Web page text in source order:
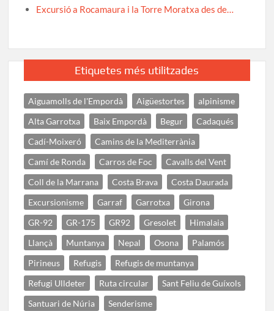
Excursió a Rocamaura i la Torre Moratxa des de…
Etiquetes més utilitzades
Aiguamolls de l'Empordà Aigüestortes
alpinisme
Alta Garrotxa
Baix Empordà Begur
Cadaqués
Cadí-Moixeró
Camins de la Mediterrània
Camí de Ronda
Carros de Foc
Cavalls del Vent
Coll de la Marrana
Costa Brava
Costa Daurada
Excursionisme
Garraf Garrotxa
Girona
GR-92
GR-175 GR92 Gresolet
Himalaia
Llançà
Muntanya Nepal Osona
Palamós
Pirineus
Refugis
Refugis de muntanya
Refugi Ulldeter
Ruta circular
Sant Feliu de Guíxols
Santuari de Núria
Senderisme